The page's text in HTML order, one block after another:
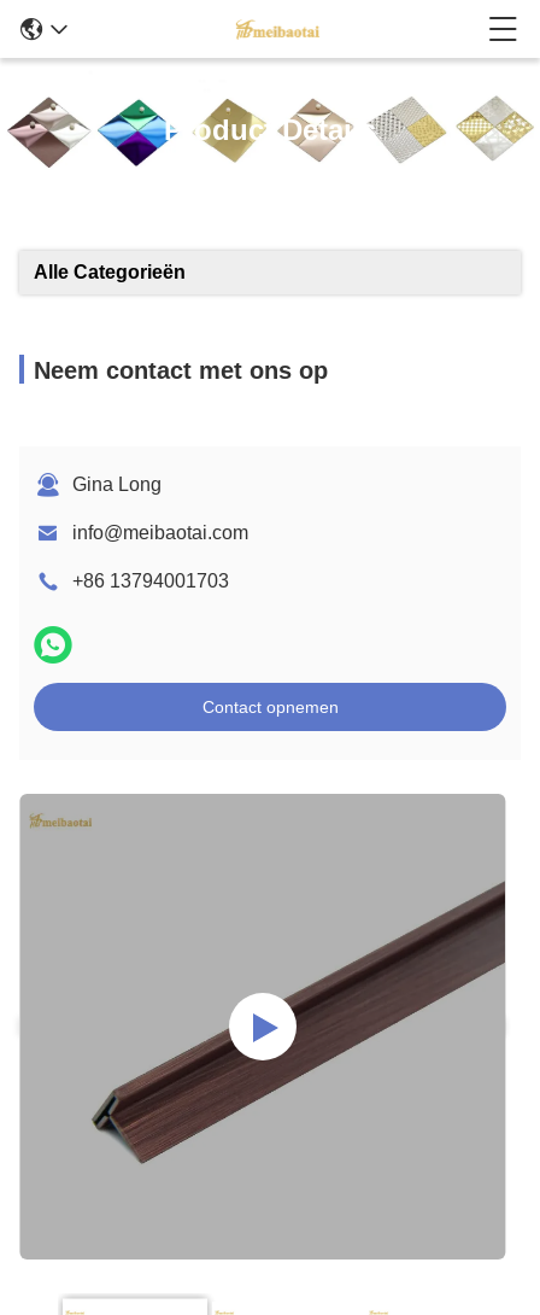
Product Details
Alle Categorieën
Neem contact met ons op
Gina Long
info@meibaotai.com
+86 13794001703
Contact opnemen